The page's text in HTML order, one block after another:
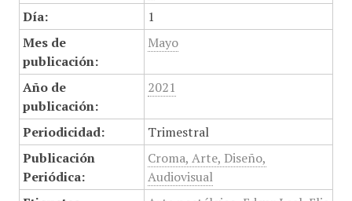
Día:
1
Mes de
publicación:
Mayo
Año de
publicación:
2021
Periodicidad:
Trimestral
Publicación
Periódica:
Croma, Arte, Diseño,
Audiovisual